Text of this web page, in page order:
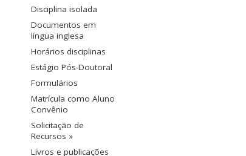
Disciplina isolada
Documentos em
língua inglesa
Horários disciplinas
Estágio Pós-Doutoral
Formulários
Matrícula como Aluno
Convênio
Solicitação de
Recursos »
Livros e publicações